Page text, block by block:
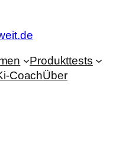
Produkttests
CoachÜber